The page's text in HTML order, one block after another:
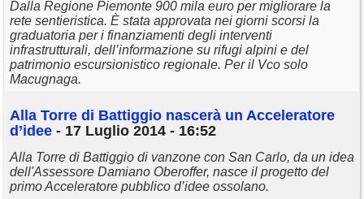
Dalla Regione Piemonte 900 mila euro per migliorare la
rete sentieristica. È stata approvata nei giorni scorsi la
graduatoria per i finanziamenti degli interventi
infrastrutturali, dell’informazione su rifugi alpini e del
patrimonio escursionistico regionale. Per il Vco solo
Macugnaga.
Alla Torre di Battiggio nascerà un Acceleratore
d’idee - 17 Luglio 2014 - 16:52
Alla Torre di Battiggio di vanzone con San Carlo, da un idea
dell'Assessore Damiano Oberoffer, nasce il progetto del
primo Acceleratore pubblico d’idee ossolano.